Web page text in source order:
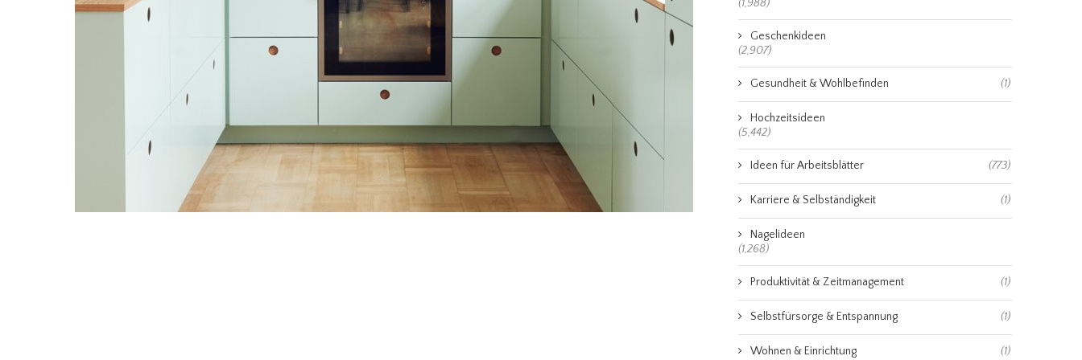
(1,988)
Geschenkideen
(2,907)
Gesundheit & Wohlbefinden (1)
Hochzeitsideen
(5,442)
Ideen für Arbeitsblätter (773)
Karriere & Selbständigkeit (1)
Nagelideen
(1,268)
Produktivität & Zeitmanagement (1)
Selbstfürsorge & Entspannung (1)
Wohnen & Einrichtung (1)